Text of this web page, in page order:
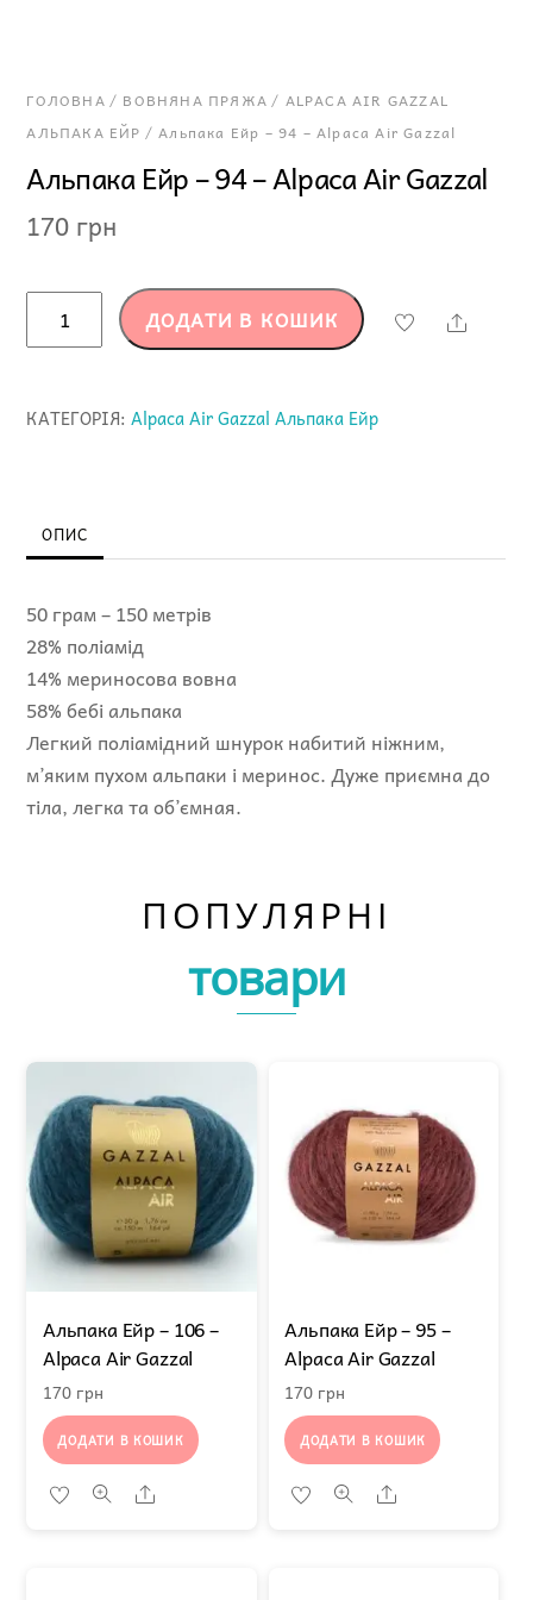
ГОЛОВНА/ ВОВНЯНА ПРЯЖА / ALPACA AIR GAZZAL
АЛЬПАКА ЕЙР / Альпака Ейр – 94 – Alpaca Air Gazzal
Альпака Ейр – 94 – Alpaca Air Gazzal
170 грн
-
Gazzal
кількість
ДОДАТИ В КОШИК Share
КАТЕГОРІЯ:Alpaca Air Gazzal Альпака Ейр
ОПИС
50 грам – 150 метрів
28% поліамід
14% мериносова вовна
58% бебі альпака
Легкий поліамідний шнурок набитий ніжним,
м’яким пухом альпаки і меринос. Дуже приємна до
тіла, легка та об’ємная.
ПОПУЛЯРНІ
товари
Альпака Ейр – 106 –
Alpaca Air Gazzal
170 грн
ДОДАТИ В КОШИК
Share
Альпака Ейр – 95 –
Alpaca Air Gazzal
170 грн
ДОДАТИ В КОШИК
Share